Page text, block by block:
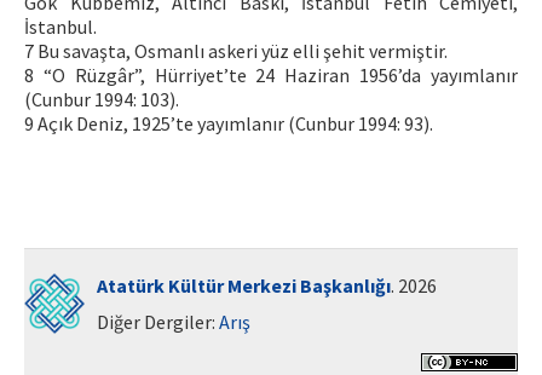
İstanbul.
7 Bu savaşta, Osmanlı askeri yüz elli şehit vermiştir.
8 “O Rüzgâr”, Hürriyet’te 24 Haziran 1956’da yayımlanır
(Cunbur 1994: 103).
9 Açık Deniz, 1925’te yayımlanır (Cunbur 1994: 93).
Atatürk Kültür Merkezi Başkanlığı. 2026
Diğer Dergiler: Arış